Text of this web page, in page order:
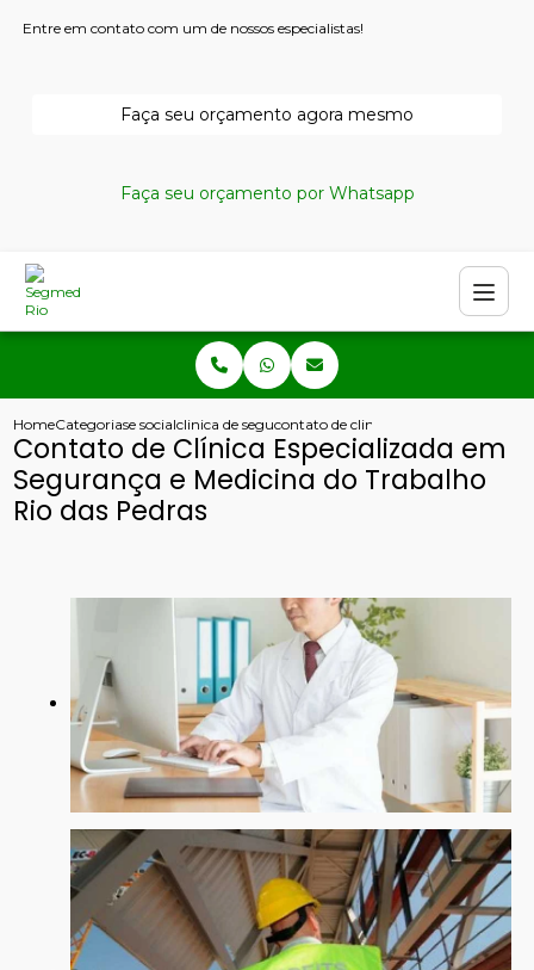
Entre em contato com um de nossos especialistas!
Faça seu orçamento agora mesmo
Faça seu orçamento por Whatsapp
HomeCategoriase socialclinica de seguranca do trabalho
contato de clinica especializada em
Contato de Clínica Especializada em
Segurança e Medicina do Trabalho
Rio das Pedras